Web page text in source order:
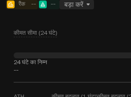
रैंक -- -- बड़ा करें
कीमत सीमा (24 घंटे)
24 घंटे का निम्न
--